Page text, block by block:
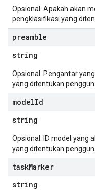
Opsional. Apakah akan
pengklasifikasi yang
preamble
string
Opsional. Pengantar
yang ditentukan
modelId
string
Opsional. ID model yang
yang ditentukan
taskMarker
string